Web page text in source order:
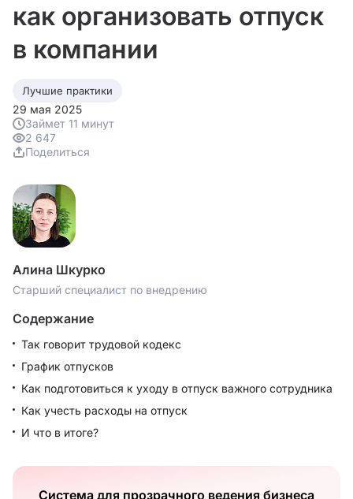
как организовать отпуск
в компании
Лучшие практики
29 мая 2025
Займет 11 минут
2 647
Поделиться
Алина Шкурко
Старший специалист по внедрению
Содержание
Так говорит трудовой кодекс
График отпусков
Как подготовиться к уходу в отпуск важного сотрудника
Как учесть расходы на отпуск
И что в итоге?
Система для прозрачного ведения бизнеса